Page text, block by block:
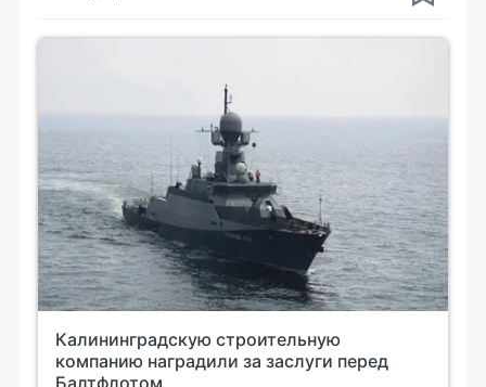
Калининградскую строительную
компанию наградили за заслуги перед
Балтфлотом